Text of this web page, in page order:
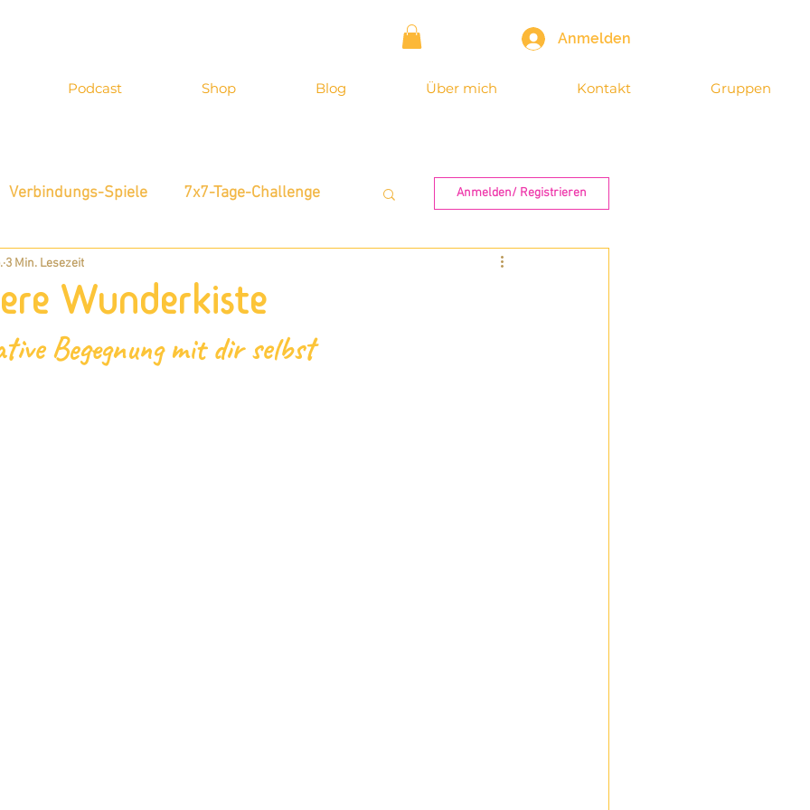
Anmelden
Podcast Shop Blog Über mich Kontakt Gruppen
Verbindungs-Spiele 7x7-Tage-Challenge
Neue Möglichkeiten Selbst-Bewusstsein
Anmelden/ Registrieren
Wunderkiste
3 Min. Lesezeit
Begegnung mit dir selbst